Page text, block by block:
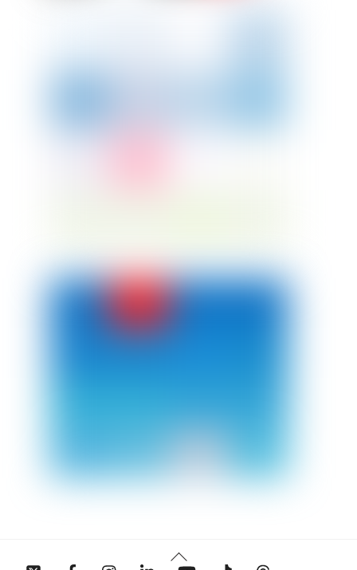
Back
Twitter Facebook InstagramLinkedin YouTube Tiktok